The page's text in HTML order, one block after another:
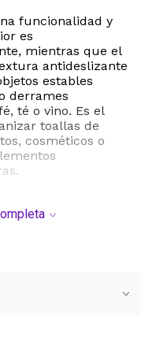
funcionalidad y
es
mientras que el
antideslizante
estables
derrames
té o vino. Es el
toallas de
cosméticos o
plana que no
y para